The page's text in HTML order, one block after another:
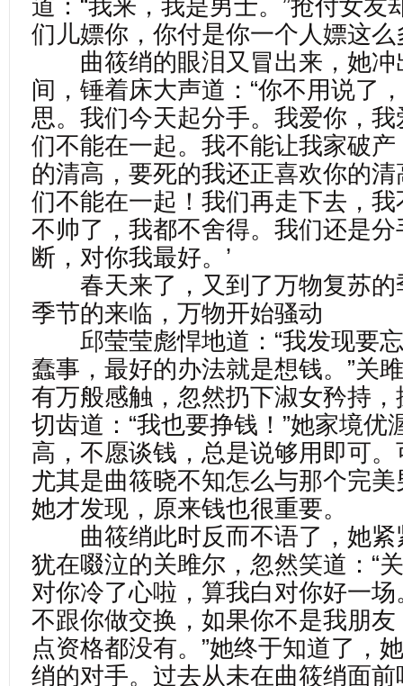
道：“我来，我是男士。”抢付女友
们儿嫖你，你付是你一个人嫖这么
曲筱绡的眼泪又冒出来，她冲
间，锤着床大声道：“你不用说了
思。我们今天起分手。我爱你，
们不能在一起。我不能让我家破
的清高，要死的我还正喜欢你的
们不能在一起！我们再走下去，
不帅了，我都不舍得。我们还是
断，对你我最好。’
春天来了，又到了万物复苏的
季节的来临，万物开始骚动
邱莹莹彪悍地道：“我发现要
蠢事，最好的办法就是想钱。”关
有万般感触，忽然扔下淑女矜持
切齿道：“我也要挣钱！”她家境优
高，不愿谈钱，总是说够用即可
尤其是曲筱晓不知怎么与那个完
她才发现，原来钱也很重要。
曲筱绡此时反而不语了，她紧
犹在啜泣的关雎尔，忽然笑道：“
对你冷了心啦，算我白对你好一
不跟你做交换，如果你不是我朋
点资格都没有。”她终于知道了，
绡的对手。过去从未在曲筱绡面